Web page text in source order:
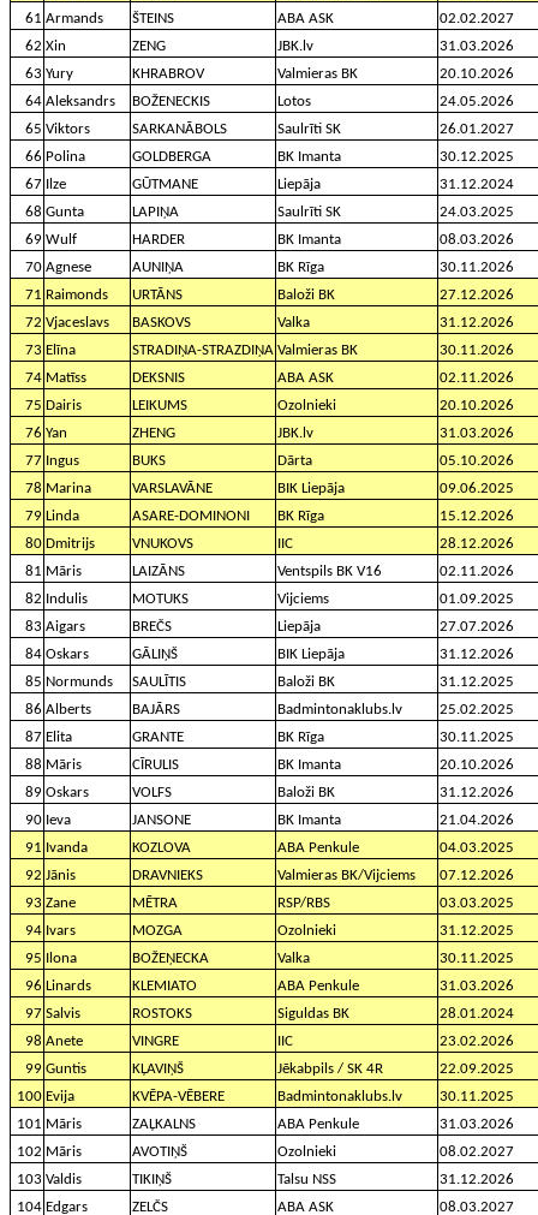
61 Armands ŠTEINS ABA ASK
02.02.2027
62 Xin ZENG JBK.lv
31.03.2026
63 Yury KHRABROV Valmieras BK
20.10.2026
64 Aleksandrs BOŽENECKIS Lotos
24.05.2026
65 Viktors SARKANĀBOLS Saulrīti SK
26.01.2027
66 Polina GOLDBERGA BK Imanta
30.12.2025
67 Ilze GŪTMANE Liepāja
31.12.2024
68 Gunta LAPIŅA Saulrīti SK
24.03.2025
69 Wulf HARDER BK Imanta
08.03.2026
70 Agnese AUNIŅA BK Rīga
30.11.2026
71 Raimonds URTĀNS Baloži BK
27.12.2026
72 Vjaceslavs BASKOVS Valka
31.12.2026
73 Elīna STRADIŅA-STRAZDIŅA Valmieras BK
30.11.2026
74 Matīss DEKSNIS ABA ASK
02.11.2026
75 Dairis LEIKUMS Ozolnieki
20.10.2026
76 Yan ZHENG JBK.lv
31.03.2026
77 Ingus BUKS Dārta
05.10.2026
78 Marina VARSLAVĀNE BIK Liepāja
09.06.2025
79 Linda ASARE-DOMINONI BK Rīga
15.12.2026
80 Dmitrijs VNUKOVS IIC
28.12.2026
81 Māris LAIZĀNS Ventspils BK V16
02.11.2026
82 Indulis MOTUKS Vijciems
01.09.2025
83 Aigars BREČS Liepāja
27.07.2026
84 Oskars GĀLIŅŠ BIK Liepāja
31.12.2026
85 Normunds SAULĪTIS Baloži BK
31.12.2025
86 Alberts BAJĀRS Badmintonaklubs.lv
25.02.2025
87 Elita GRANTE BK Rīga
30.11.2025
88 Māris CĪRULIS BK Imanta
20.10.2026
89 Oskars VOLFS Baloži BK
31.12.2026
90 Ieva JANSONE BK Imanta
21.04.2026
91 Ivanda KOZLOVA ABA Penkule
04.03.2025
92 Jānis DRAVNIEKS Valmieras BK/Vijciems
07.12.2026
93 Zane MĒTRA RSP/RBS
03.03.2025
94 Ivars MOZGA Ozolnieki
31.12.2025
95 Ilona BOŽEŅECKA Valka
30.11.2025
96 Linards KLEMIATO ABA Penkule
31.03.2026
97 Salvis ROSTOKS Siguldas BK
28.01.2024
98 Anete VINGRE IIC
23.02.2026
99 Guntis KĻAVIŅŠ Jēkabpils / SK 4R
22.09.2025
100 Evija KVĒPA-VĒBERE Badmintonaklubs.lv
30.11.2025
101 Māris ZAĻKALNS ABA Penkule
31.03.2026
102 Māris AVOTIŅŠ Ozolnieki
08.02.2027
103 Valdis TIKIŅŠ Talsu NSS
31.12.2026
104 Edgars ZELČS ABA ASK
08.03.2027